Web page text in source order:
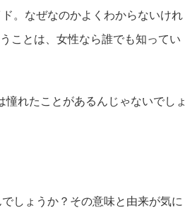
。なぜなのかよくわからないけれ
ことは、女性なら誰でも知ってい
れたことがあるんじゃないでしょ
しょうか？その意味と由来が気に